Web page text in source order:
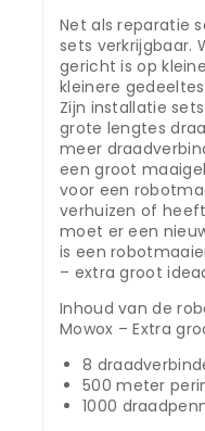
Net als reparatie
sets verkrijgbaar.
gericht is op
kleinere
Zijn installatie
grote lengtes
meer
een groot
voor een
verhuizen of
moet er een
is een
– extra groot
Inhoud van de
Mowox – Extra
8
500 meter
1000